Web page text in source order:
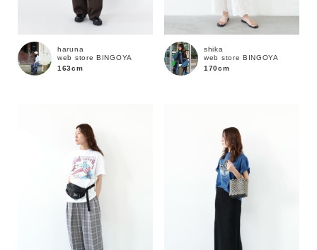
haruna
web store BINGOYA
163cm
shika
web store BINGOYA
170cm